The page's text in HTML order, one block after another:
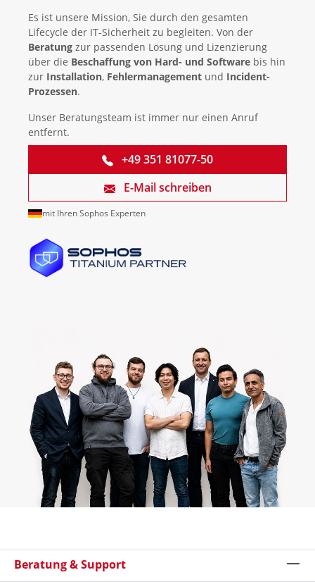
Es ist unsere Mission, Sie durch den gesamten
Lifecycle der IT-Sicherheit zu begleiten. Von der
Beratung zur passenden Lösung und Lizenzierung
über die Beschaffung von Hard- und Software bis hin
zur Installation, Fehlermanagement und Incident-
Prozessen.
Unser Beratungsteam ist immer nur einen Anruf
entfernt.
+49 351 81077-50
E-Mail schreiben
mit Ihren Sophos Experten
Beratung & Support